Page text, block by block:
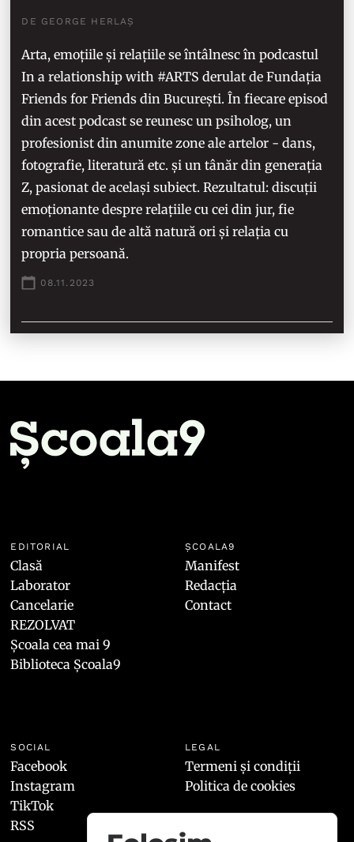
DE GEORGE HERLAȘ
Arta, emoțiile și relațiile se întâlnesc în podcastul
In a relationship with #ARTS derulat de Fundația
Friends for Friends din București. În fiecare episod
din acest podcast se reunesc un psiholog, un
profesionist din anumite zone ale artelor - dans,
fotografie, literatură etc. și un tânăr din generația
Z, pasionat de același subiect. Rezultatul: discuții
emoționante despre relațiile cu cei din jur, fie
romantice sau de altă natură ori și relația cu
propria persoană.
08.11.2023
EDITORIAL
Clasă
Laborator
Cancelarie
REZOLVAT
Școala cea mai 9
Biblioteca Școala9
ȘCOALA9
Manifest
Redacția
Contact
SOCIAL
Facebook
Instagram
TikTok
RSS
LEGAL
Termeni și condiții
Politica de cookies